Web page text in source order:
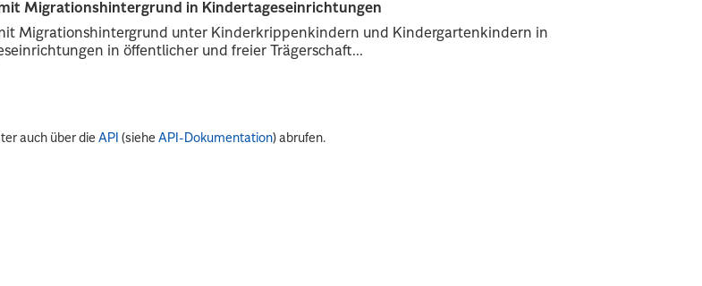
Migrationshintergrund in Kindertageseinrichtungen
Migrationshintergrund unter Kinderkrippenkindern und Kindergartenkindern in
in öffentlicher und freier Trägerschaft...
auch über dieAPI (sieheAPI-Dokumentation) abrufen.